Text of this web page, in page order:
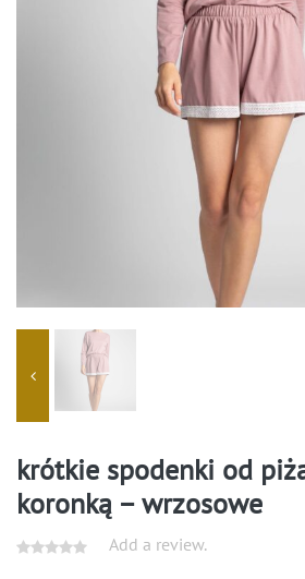
krótkie spodenki od
koronką – wrzosowe
Add a review.